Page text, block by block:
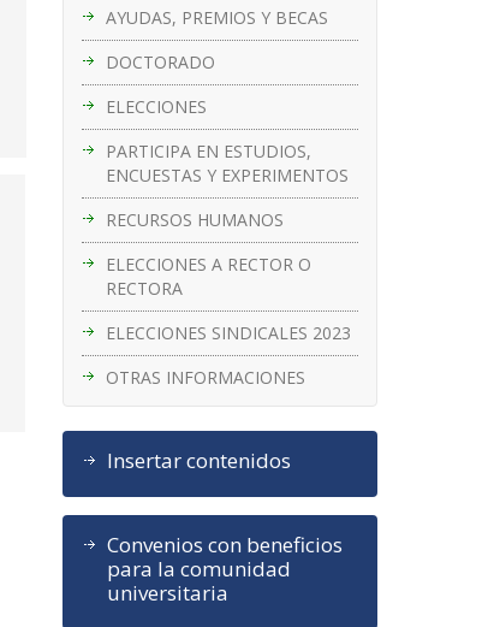
AYUDAS, PREMIOS Y BECAS
DOCTORADO
ELECCIONES
PARTICIPA EN ESTUDIOS,
ENCUESTAS Y EXPERIMENTOS
RECURSOS HUMANOS
ELECCIONES A RECTOR O
RECTORA
ELECCIONES SINDICALES 2023
OTRAS INFORMACIONES
Insertar contenidos
Convenios con beneficios
para la comunidad
universitaria